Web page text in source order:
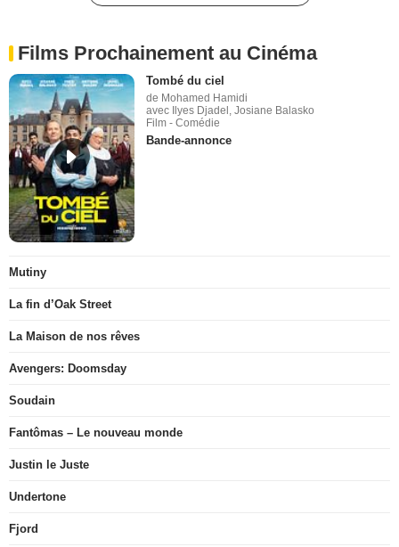
Films Prochainement au Cinéma
Tombé du ciel
de Mohamed Hamidi
avec Ilyes Djadel, Josiane Balasko
Film - Comédie
Bande-annonce
Mutiny
La fin d’Oak Street
La Maison de nos rêves
Avengers: Doomsday
Soudain
Fantômas – Le nouveau monde
Justin le Juste
Undertone
Fjord